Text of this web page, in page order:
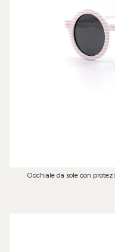
Occhiale da sole con